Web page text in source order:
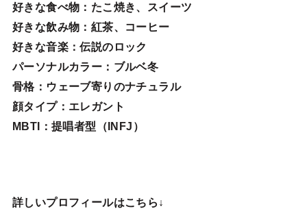
好きな食べ物 ：たこ焼き、スイーツ
好きな飲み物：紅茶、コーヒー
好きな音楽：伝説のロック
パーソナルカラー：ブルベ冬
骨格：ウェーブ寄りのナチュラル
顔タイプ：エレガン ト
MBTI：提唱者型（INFJ）
詳しいプロフィールはこちら↓